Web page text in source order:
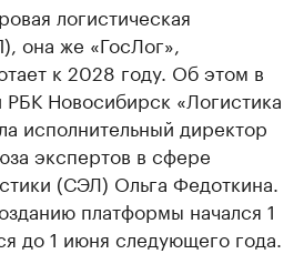
логистическая
она же «ГосЛог»,
к 2028 году. Об этом в
Новосибирск «Логистика
исполнительный директор
экспертов в сфере
(СЭЛ) Ольга Федоткина.
платформы начался 1
до 1 июня следующего года.